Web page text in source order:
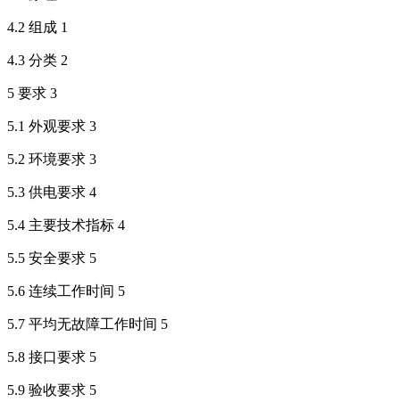
4.2 组成 1
4.3 分类 2
5 要求 3
5.1 外观要求 3
5.2 环境要求 3
5.3 供电要求 4
5.4 主要技术指标 4
5.5 安全要求 5
5.6 连续工作时间 5
5.7 平均无故障工作时间 5
5.8 接口要求 5
5.9 验收要求 5